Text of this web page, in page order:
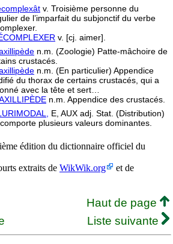
v. Troisième personne du
de l’imparfait du subjonctif du verbe
v. [cj. aimer].
n.m. (Zoologie) Patte-mâchoire de
crustacés.
n.m. (En particulier) Appendice
du thorax de certains crustacés, qui a
avec la tête et sert…
n.m. Appendice des crustacés.
E, AUX adj. Stat. (Distribution)
plusieurs valeurs dominantes.
édition du dictionnaire officiel du
extraits de WikWik.org
et de
Haut de page
Liste suivante